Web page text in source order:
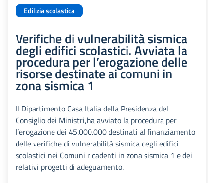
Edilizia scolastica
Verifiche di vulnerabilità sismica
degli edifici scolastici. Avviata la
procedura per l’erogazione delle
risorse destinate ai comuni in
zona sismica 1
Il Dipartimento Casa Italia della Presidenza del
Consiglio dei Ministri,ha avviato la procedura per
l’erogazione dei 45.000.000 destinati al finanziamento
delle verifiche di vulnerabilità sismica degli edifici
scolastici nei Comuni ricadenti in zona sismica 1 e dei
relativi progetti di adeguamento.